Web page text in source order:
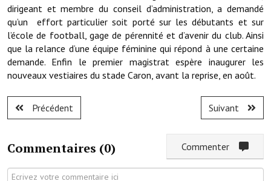
Procès verbaux des conseils municipaux
Communication
Le bulletin municipal : Fressinfo & Le Fressinois
Toutes les publications
Autres groupements
Les réseaux partenaires
dirigeant et membre du conseil d’administration, a demandé
qu’un effort particulier soit porté sur les débutants et sur
l’école de football, gage de pérennité et d’avenir du club. Ainsi
que la relance d’une équipe féminine qui répond à une certaine
demande. Enfin le premier magistrat espère inaugurer les
nouveaux vestiaires du stade Caron, avant la reprise, en août.
Précédent Suivant
Commentaires (0)